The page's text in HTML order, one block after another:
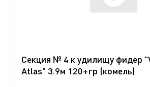
Секция № 4 к удилищу фидер
Atlas" 3.9м 120+гр (комель)